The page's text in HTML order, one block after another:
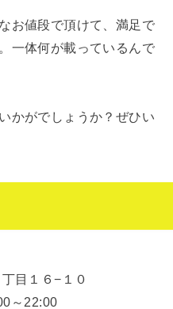
お値段で頂けて、満足で
一体何が載っているんで
かがでしょうか？ぜひい
目１６−１０
～22:00